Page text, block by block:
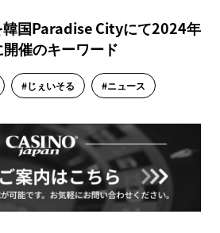
韓国Paradise Cityにて2024年
催のキーワード
#じぇいそる #ニュース